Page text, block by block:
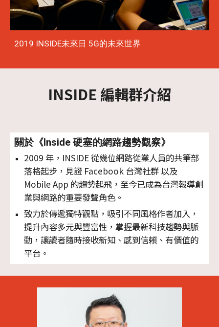
2019 INSIDE未來日 5G的未來世界
INSIDE 編輯群介紹
關於《Inside 硬塞的網路趨勢觀察》
2009 年，INSIDE 從幾位網路從業人員的共筆部
落格起步，見證 Facebook 台灣社群 以及
Mobile App 的趨勢起飛，至今已成為台灣報導創
業與網路的重要發聲角色。
致力於傳遞獨特觀點，吸引不同風格作者加入，
提升內容多元與豐富性，掌握最新科技趨勢與脈
動，讓讀者隨時接收新知、感到信賴、有價值的
平台。